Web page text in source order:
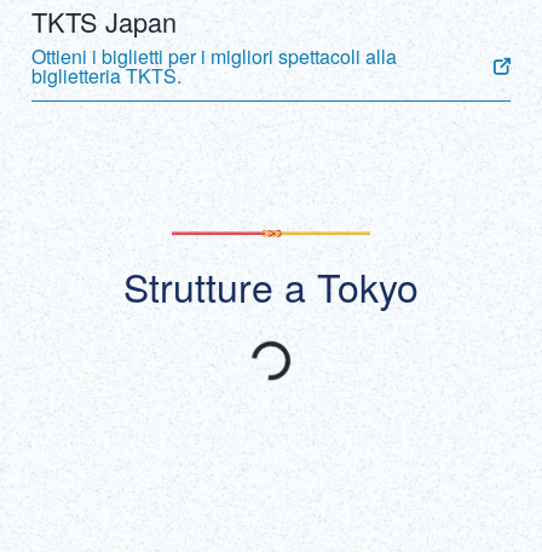
TKTS Japan
Ottieni i biglietti per i migliori spettacoli alla
biglietteria TKTS.
Strutture a Tokyo
Consigliato